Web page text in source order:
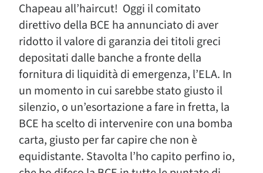
Chapeau all’haircut! Oggi il comitato
direttivo della BCE ha annunciato di aver
ridotto il valore di garanzia dei titoli greci
depositati dalle banche a fronte della
fornitura di liquidità di emergenza, l’ELA. In
un momento in cui sarebbe stato giusto il
silenzio, o un’esortazione a fare in fretta, la
BCE ha scelto di intervenire con una bomba
carta, giusto per far capire che non è
equidistante. Stavolta l’ho capito perfino io,